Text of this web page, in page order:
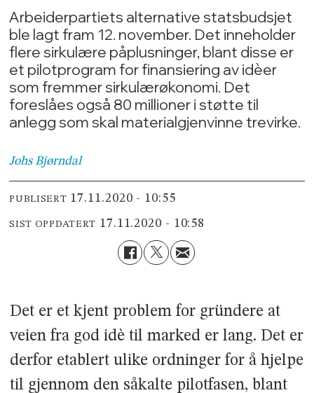
Arbeiderpartiets alternative statsbudsjet
ble lagt fram 12. november. Det inneholder
flere sirkulære påplusninger, blant disse er
et pilotprogram for finansiering av idèer
som fremmer sirkulærøkonomi. Det
foreslåes også 80 millioner i støtte til
anlegg som skal materialgjenvinne trevirke.
Johs Bjørndal
PUBLISERT 17.11.2020 - 10:55
SIST OPPDATERT 17.11.2020 - 10:58
Det er et kjent problem for gründere at
veien fra god idè til marked er lang. Det er
derfor etablert ulike ordninger for å hjelpe
til gjennom den såkalte pilotfasen, blant